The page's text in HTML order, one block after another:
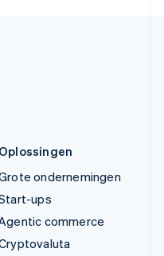
Oplossingen
ondernemingen
ups
commerce